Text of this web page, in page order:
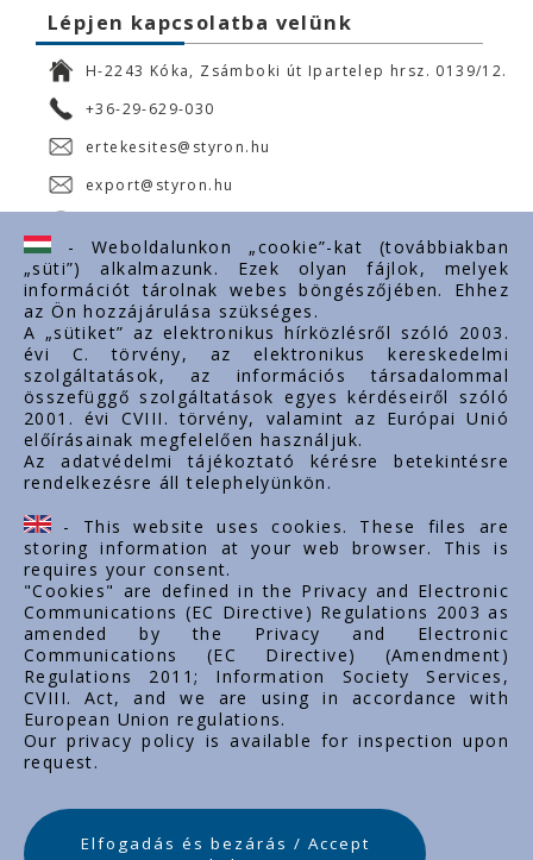
Lépjen kapcsolatba velünk
H-2243 Kóka, Zsámboki út Ipartelep hrsz. 0139/12.
+36-29-629-030
ertekesites@styron.hu
export@styron.hu
Fontos linkek
Rólunk
Dokumentumok
Kapcsolat
Karrier
Cég adatok
Tárhely adatok
Támogatások
- Weboldalunkon „cookie”-kat (továbbiakban
„süti”) alkalmazunk. Ezek olyan fájlok, melyek
információt tárolnak webes böngészőjében. Ehhez
az Ön hozzájárulása szükséges.
A „sütiket” az elektronikus hírközlésről szóló 2003.
évi C. törvény, az elektronikus kereskedelmi
szolgáltatások, az információs társadalommal
összefüggő szolgáltatások egyes kérdéseiről szóló
2001. évi CVIII. törvény, valamint az Európai Unió
előírásainak megfelelően használjuk.
Az adatvédelmi tájékoztató kérésre betekintésre
rendelkezésre áll telephelyünkön.
- This website uses cookies. These files are
storing information at your web browser. This is
requires your consent.
"Cookies" are defined in the Privacy and Electronic
Communications (EC Directive) Regulations 2003 as
amended by the Privacy and Electronic
Communications (EC Directive) (Amendment)
Regulations 2011; Information Society Services,
CVIII. Act, and we are using in accordance with
European Union regulations.
Our privacy policy is available for inspection upon
request.
Elfogadás és bezárás / Accept